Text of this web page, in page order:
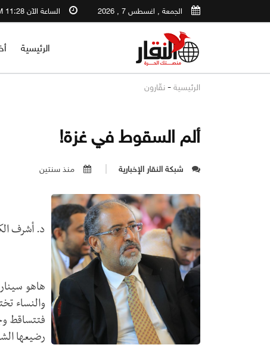
الجمعة , اغسطس 7 , 2026 الساعة الآن 11:28 PM
الرئيسية
الرئيسية - نقّارون
ألم السقوط في غزة!
شبكة النقار الإخبارية منذ سنتين
د. أشرف
هاهو
والنساء
فتتساقط
رضيعها